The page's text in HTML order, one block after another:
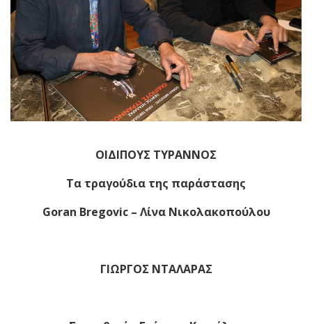
ΟΙΔΙΠΟΥΣ ΤΥΡΑΝΝΟΣ
Τα τραγούδια της παράστασης
Goran Bregovic – Λίνα Νικολακοπούλου
ΓΙΩΡΓΟΣ ΝΤΑΛΑΡΑΣ